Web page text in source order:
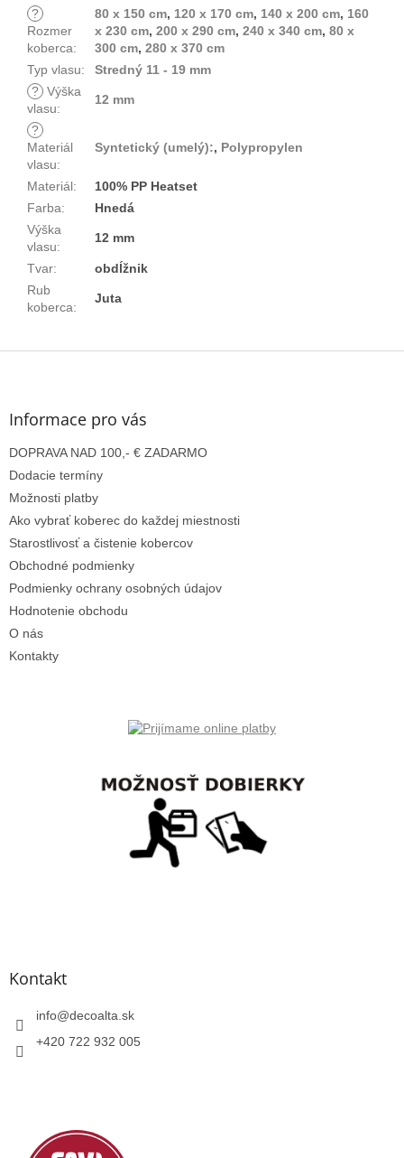
?
Rozmer
koberca:
80 x 150 cm, 120 x 170 cm, 140 x 200 cm, 160
x 230 cm, 200 x 290 cm, 240 x 340 cm, 80 x
300 cm, 280 x 370 cm
Typ vlasu:
Stredný 11 - 19 mm
? Výška
vlasu:
12 mm
?
Materiál
vlasu:
Syntetický (umelý):, Polypropylen
Materiál:
100% PP Heatset
Farba:
Hnedá
Výška
vlasu:
12 mm
Tvar:
obdĺžnik
Rub
koberca:
Juta
Z
Informace pro vás
DOPRAVA NAD 100,- € ZADARMO
Dodacie termíny
Možnosti platby
Ako vybrať koberec do každej miestnosti
Starostlivosť a čistenie kobercov
Obchodné podmienky
Podmienky ochrany osobných údajov
Hodnotenie obchodu
O nás
Kontakty
Kontakt
info@decoalta.sk
+420 722 932 005